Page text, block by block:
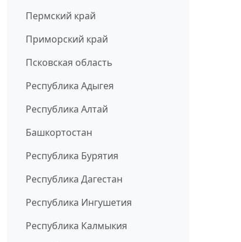
Пермский край
Приморский край
Псковская область
Республика Адыгея
Республика Алтай
Башкортостан
Республика Бурятия
Республика Дагестан
Республика Ингушетия
Республика Калмыкия